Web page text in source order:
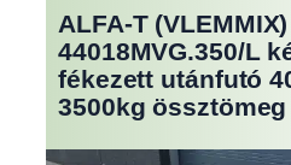
ALFA-T (VLEMMIX)
44018MVG.350/L
fékezett utánfutó
3500kg össztömeg